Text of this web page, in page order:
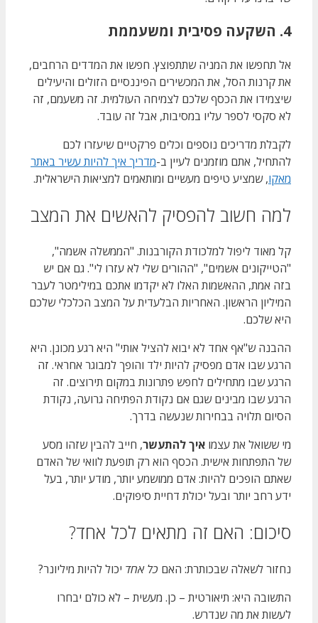
4. השקעה פסיבית ומשעממת
אל תחפשו את המניה שתתפוצץ. חפשו את המדדים הרחבים,
את קרנות הסל, את המכשירים הפיננסיים הזולים והיעילים
שיצמידו את הכסף שלכם לצמיחה העולמית. זה משעמם, זה
לא סקסי לספר עליו במסיבות, אבל זה עובד.
לקבלת מדריכים נוספים וכלים פרקטיים שיעזרו לכם
להתחיל, אתם מוזמנים לעיין ב-מדריך איך להיות עשיר באתר
מאקו, שמציע טיפים מעשיים ומותאמים למציאות הישראלית.
למה חשוב להפסיק להאשים את המצב
קל מאוד ליפול למלכודת הקורבנות. "הממשלה אשמה",
"הטייקונים אשמים", "ההורים שלי לא עזרו לי". גם אם יש
בזה אמת, ההאשמות האלו לא יקדמו אתכם במילימטר לעבר
המיליון הראשון. האחריות הבלעדית על המצב הכלכלי שלכם
היא שלכם.
ההבנה ש"אף אחד לא יבוא להציל אותי" היא רגע מכונן. היא
הרגע שבו אדם מפסיק להיות ילד והופך למבוגר אחראי. זה
הרגע שבו מתחילים לחפש פתרונות במקום תירוצים. זה
הרגע שבו מבינים שגם אם נקודת הפתיחה גרועה, נקודת
הסיום תלויה בבחירות שנעשה בדרך.
מי ששואל את עצמו איך להתעשר, חייב להבין שזהו מסע
של התפתחות אישית. הכסף הוא רק תופעת לוואי של האדם
שאתם הופכים להיות: אדם ממושמע יותר, מודע יותר, בעל
ידע רחב יותר ובעל יכולת דחיית סיפוקים.
סיכום: האם זה מתאים לכל אחד?
נחזור לשאלה שבכותרת: האם כל אחד יכול להיות מיליונר?
התשובה היא: תיאורטית – כן. מעשית – לא כולם יבחרו
לעשות את מה שנדרש.